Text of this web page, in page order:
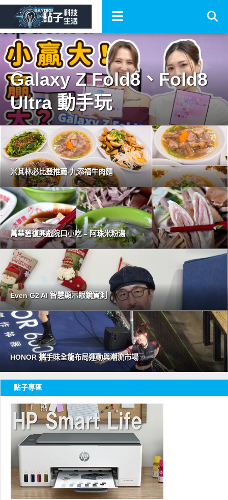
Galaxy Z Fold8、Fold8
Ultra 動手玩
米其林必比登推薦-九添福牛肉麵
萬華舊復興戲院口小吃 – 阿珠米粉湯
Even G2 AI 智慧顯示眼鏡實測
HONOR 攜手味全龍布局運動與潮流市場
點子專區